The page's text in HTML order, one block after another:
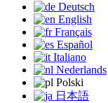
Deutsch
English
Français
Español
Italiano
Nederlands
Polski
日本語